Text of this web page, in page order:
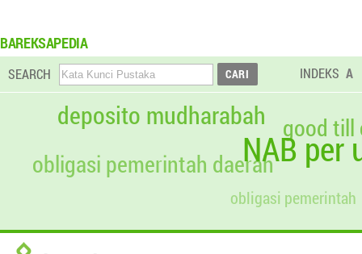
BAREKSAPEDIA
SEARCH INDEKS A
NAB per
deposito mudharabah
obligasi pemerintah
obligasi pemerintah daerah
good till